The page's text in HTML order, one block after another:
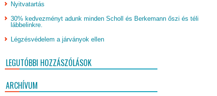
Nyitvatartás
30% kedvezményt adunk minden Scholl és Berkemann őszi és téli
lábbelinkre.
Légzésvédelem a járványok ellen
LEGUTÓBBI HOZZÁSZÓLÁSOK
ARCHÍVUM